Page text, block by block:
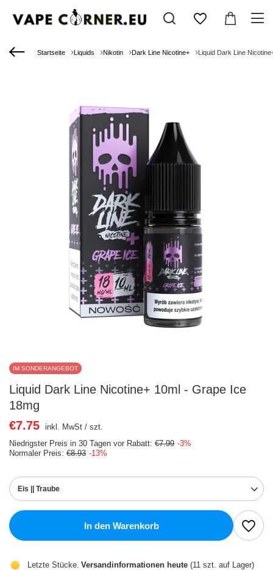
Startseite Liquids Nikotin Dark Line Nicotine+ Liquid Dark Line
IM SONDERANGEBOT
Liquid Dark Line Nicotine+ 10ml - Grape Ice
18mg
Eis || Traube
€7.75 inkl. MwSt / szt.
Niedrigster Preis in 30 Tagen vor Rabatt: €7.99 -3%
Normaler Preis: €8.93 -13%
In den Warenkorb
Letzte Stücke Versandinformationen heute (11 szt. auf Lager)